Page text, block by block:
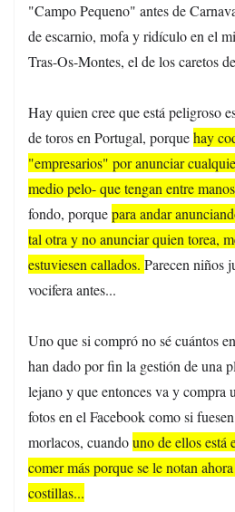
"Campo Pequeno" antes de
de escarnio, mofa y ridículo en el
Tras-Os-Montes, el de los caretos
Hay quien cree que está peligroso
de toros en Portugal, porquehay
"empresarios" por anunciar
medio pelo- que tengan entre
fondo, porquepara andar
tal otra y no anunciar quien torea,
estuviesen callados. Parecen niños
vocifera antes...
Uno que si compró no sé cuántos
han dado por fin la gestión de una
lejano y que entonces va y compra
fotos en el Facebook como si
morlacos, cuandouno de ellos está
comer más porque se le notan
costillas...